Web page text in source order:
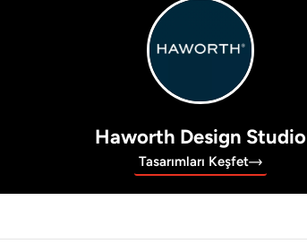
Haworth Design Studio
Tasarımları Keşfet